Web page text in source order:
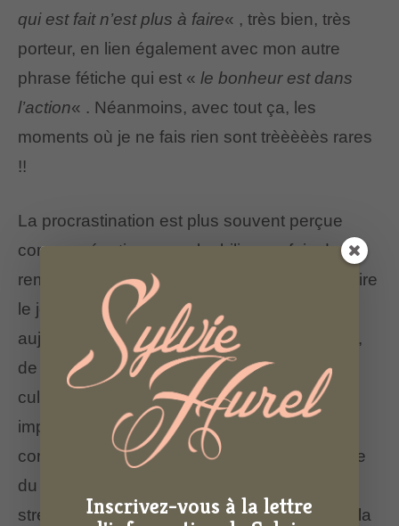
qui est fait n’est plus à faire« , très bien, très
porteur, en lien également avec mon autre
phrase fétiche qui est « le bonheur est dans
l’action« . Néanmoins, avec tout ça, les
moments où je ne fais rien sont trèèèèès rares
!!
La procrastination est plus souvent perçue
comme négative, on culpabilise parfois de
remettre au lendemain ce que l’on pourrait faire
le jour même, n’est-ce pas ? Je me dis
aujourd’hui que le fait de procrastiner un peu,
de temps en temps, avec modération, sans
culpabiliser, en conscience, cela a aussi des
impacts très positifs sur notre qualité de vie
comme le fait de prendre du recul, de prendre
du temps pour soi, de réduire le niveau de
stress, d’augmenter la créativité, d’améliorer la
Inscrivez-vous à la lettre